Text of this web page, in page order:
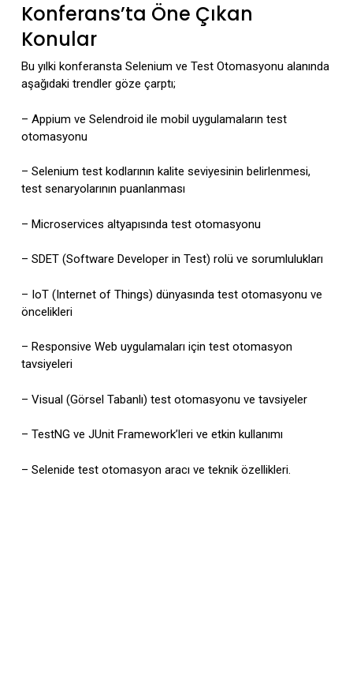
Konferans’ta Öne Çıkan
Konular
Bu yılki konferansta Selenium ve Test Otomasyonu alanında
aşağıdaki trendler göze çarptı;
– Appium ve Selendroid ile mobil uygulamaların test
otomasyonu
– Selenium test kodlarının kalite seviyesinin belirlenmesi,
test senaryolarının puanlanması
– Microservices altyapısında test otomasyonu
– SDET (Software Developer in Test) rolü ve sorumlulukları
– IoT (Internet of Things) dünyasında test otomasyonu ve
öncelikleri
– Responsive Web uygulamaları için test otomasyon
tavsiyeleri
– Visual (Görsel Tabanlı) test otomasyonu ve tavsiyeler
– TestNG ve JUnit Framework’leri ve etkin kullanımı
– Selenide test otomasyon aracı ve teknik özellikleri.